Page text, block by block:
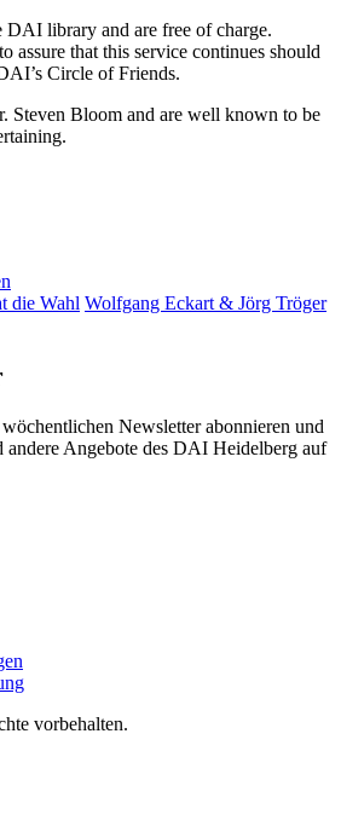
DAI library and are free of charge.
assure that this service continues should
Circle of Friends.
Steven Bloom and are well known to be
die Wahl Wolfgang Eckart & Jörg Tröger
Newsletter abonnieren und
andere Angebote des DAI Heidelberg auf
vorbehalten.